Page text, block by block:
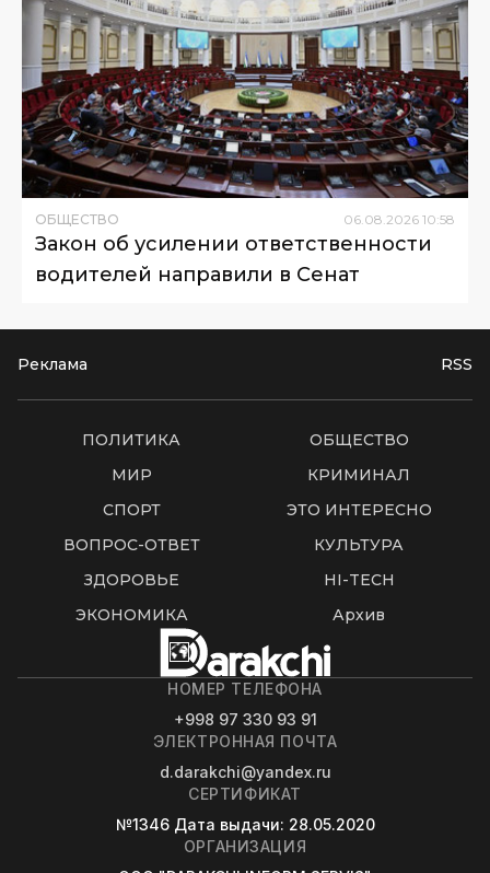
ОБЩЕСТВО 06 08 2026 10:58
Закон об усилении ответственности
водителей направили в Сенат
Реклама RSS
ПОЛИТИКА
ОБЩЕСТВО
МИР
КРИМИНАЛ
СПОРТ
ЭТО ИНТЕРЕСНО
ВОПРОС-ОТВЕТ
КУЛЬТУРА
ЗДОРОВЬЕ
HI-TECH
ЭКОНОМИКА
Архив
НОМЕР ТЕЛЕФОНА
+998 97 330 93 91
ЭЛЕКТРОННАЯ ПОЧТА
d.darakchi@yandex.ru
СЕРТИФИКАТ
№1346 Дата выдачи: 28.05.2020
ОРГАНИЗАЦИЯ